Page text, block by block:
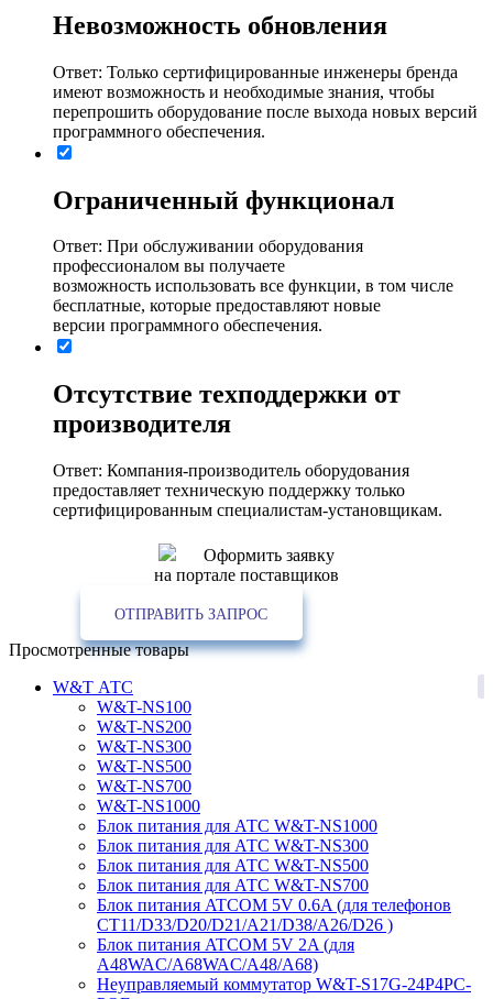
Невозможность обновления
Ответ: Только сертифицированные инженеры бренда
имеют возможность и необходимые знания, чтобы
перепрошить оборудование после выхода новых версий
программного обеспечения.
Ограниченный функционал
Ответ: При обслуживании оборудования
профессионалом вы получаете
возможность использовать все функции, в том числе
бесплатные, которые предоставляют новые
версии программного обеспечения.
Отсутствие техподдержки от
производителя
Ответ: Компания-производитель оборудования
предоставляет техническую поддержку только
сертифицированным специалистам-установщикам.
Оформить заявку
на портале поставщиков
ОТПРАВИТЬ ЗАПРОС
Просмотренные товары
W&T АТС
W&T-NS100
W&T-NS200
W&T-NS300
W&T-NS500
W&T-NS700
W&T-NS1000
Блок питания для АТС W&T-NS1000
Блок питания для АТС W&T-NS300
Блок питания для АТС W&T-NS500
Блок питания для АТС W&T-NS700
Блок питания ATCOM 5V 0.6A (для телефонов
CT11/D33/D20/D21/A21/D38/A26/D26 )
Блок питания ATCOM 5V 2A (для
A48WAC/A68WAC/A48/A68)
Неуправляемый коммутатор W&T-S17G-24P4PC-